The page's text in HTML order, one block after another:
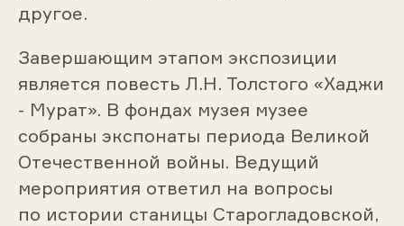
другое.
Завершающим этапом экспозиции
является повесть Л.Н. Толстого «Хаджи
- Мурат». В фондах музея музее
собраны экспонаты периода Великой
Отечественной войны. Ведущий
мероприятия ответил на вопросы
по истории станицы Старогладовской,